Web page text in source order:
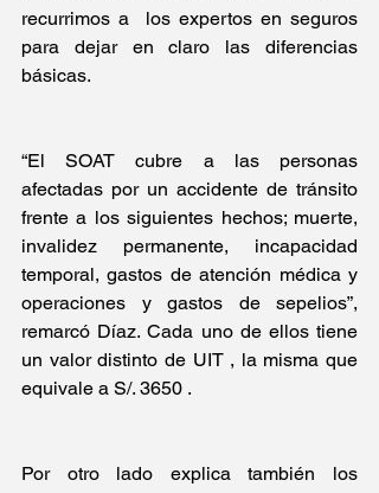
recurrimos a  los expertos en seguros
para dejar en claro las diferencias
básicas.
“El SOAT cubre a las personas
afectadas por un accidente de tránsito
frente a los siguientes hechos; muerte,
invalidez permanente, incapacidad
temporal, gastos de atención médica y
operaciones y gastos de sepelios”,
remarcó Díaz. Cada uno de ellos tiene
un valor distinto de UIT , la misma que
equivale a S/. 3650 .
Por otro lado explica también los